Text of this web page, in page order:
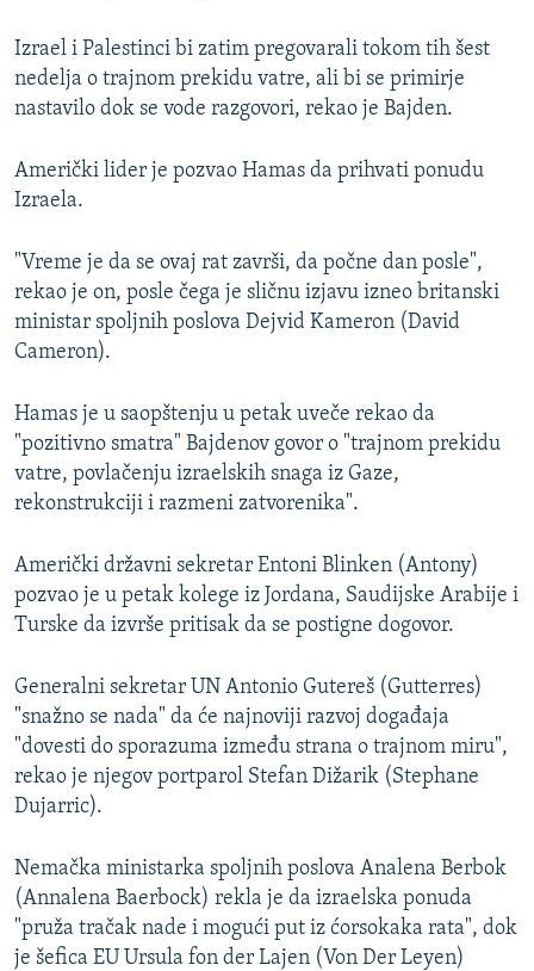
Izrael i Palestinci bi zatim pregovarali tokom tih šest
nedelja o trajnom prekidu vatre, ali bi se primirje
nastavilo dok se vode razgovori, rekao je Bajden.
Američki lider je pozvao Hamas da prihvati ponudu
Izraela.
"Vreme je da se ovaj rat završi, da počne dan posle",
rekao je on, posle čega je sličnu izjavu izneo britanski
ministar spoljnih poslova Dejvid Kameron (David
Cameron).
Hamas je u saopštenju u petak uveče rekao da
"pozitivno smatra" Bajdenov govor o "trajnom prekidu
vatre, povlačenju izraelskih snaga iz Gaze,
rekonstrukciji i razmeni zatvorenika".
Američki državni sekretar Entoni Blinken (Antony)
pozvao je u petak kolege iz Jordana, Saudijske Arabije i
Turske da izvrše pritisak da se postigne dogovor.
Generalni sekretar UN Antonio Gutereš (Gutterres)
"snažno se nada" da će najnoviji razvoj događaja
"dovesti do sporazuma između strana o trajnom miru",
rekao je njegov portparol Stefan Dižarik (Stephane
Dujarric).
Nemačka ministarka spoljnih poslova Analena Berbok
(Annalena Baerbock) rekla je da izraelska ponuda
"pruža tračak nade i mogući put iz ćorsokaka rata", dok
je šefica EU Ursula fon der Lajen (Von Der Leyen)